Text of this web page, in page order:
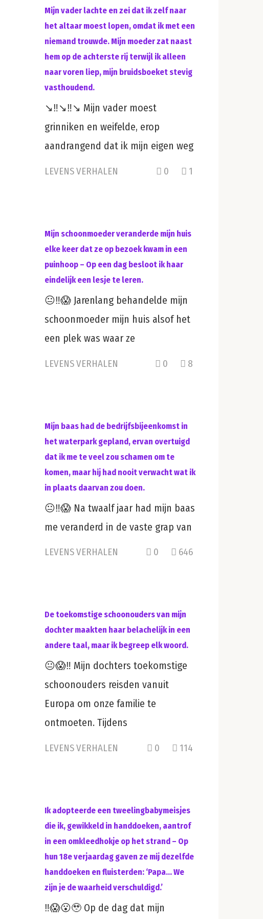
Mijn vader lachte en zei dat ik zelf naar
het altaar moest lopen, omdat ik met een
niemand trouwde. Mijn moeder zat naast
hem op de achterste rij terwijl ik alleen
naar voren liep, mijn bruidsboeket stevig
vasthoudend.
↘️‼️↘️‼️↘️ Mijn vader moest
grinniken en weifelde, erop
aandrangend dat ik mijn eigen weg
LEVENS VERHALEN 0 1
Mijn schoonmoeder veranderde mijn huis
elke keer dat ze op bezoek kwam in een
puinhoop – Op een dag besloot ik haar
eindelijk een lesje te leren.
😐‼️😱 Jarenlang behandelde mijn
schoonmoeder mijn huis alsof het
een plek was waar ze
LEVENS VERHALEN 0 8
Mijn baas had de bedrijfsbijeenkomst in
het waterpark gepland, ervan overtuigd
dat ik me te veel zou schamen om te
komen, maar hij had nooit verwacht wat ik
in plaats daarvan zou doen.
😐‼️😱 Na twaalf jaar had mijn baas
me veranderd in de vaste grap van
LEVENS VERHALEN 0 646
De toekomstige schoonouders van mijn
dochter maakten haar belachelijk in een
andere taal, maar ik begreep elk woord.
😐😱‼️ Mijn dochters toekomstige
schoonouders reisden vanuit
Europa om onze familie te
ontmoeten. Tijdens
LEVENS VERHALEN 0 114
Ik adopteerde een tweelingbabymeisjes
die ik, gewikkeld in handdoeken, aantrof
in een omkleedhokje op het strand – Op
hun 18e verjaardag gaven ze mij dezelfde
handdoeken en fluisterden: ‘Papa… We
zijn je de waarheid verschuldigd.’
‼️😱😮🥹 Op de dag dat mijn